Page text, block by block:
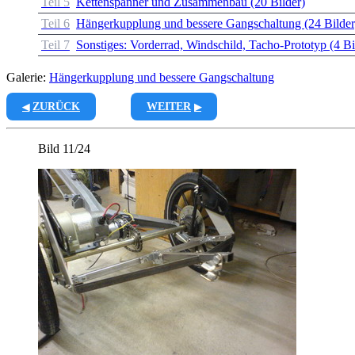
Teil 6 Hängerkupplung und bessere Gangschaltung (24
Teil 7 Sonstiges: Vorderrad, Windschild, Tacho-Prototyp (4
Galerie: Hängerkupplung und bessere Gangschaltung
ZURÜCK WEITER
Bild 11/24